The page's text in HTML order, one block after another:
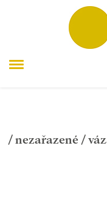
/ nezařazené /